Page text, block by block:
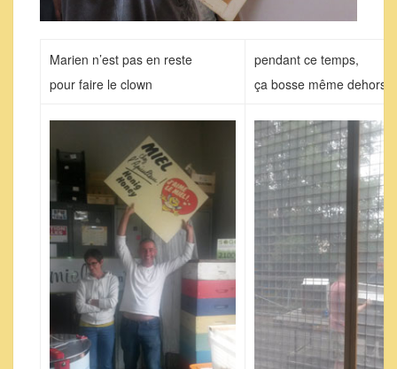
Marien n’est pas en reste
pour faire le clown
pendant ce temps,
ça bosse même dehors